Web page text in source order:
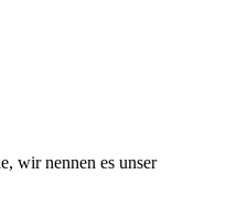
wir nennen es unser